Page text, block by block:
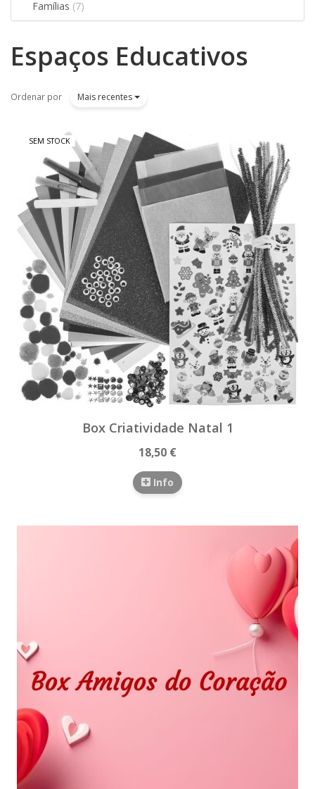
Famílias (7)
Filtros
Espaços Educativos
Ordenar por Mais recentes
SEM STOCK
Box Criatividade Natal 1
18,50 €
Info